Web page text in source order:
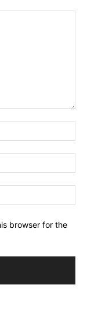
browser for the